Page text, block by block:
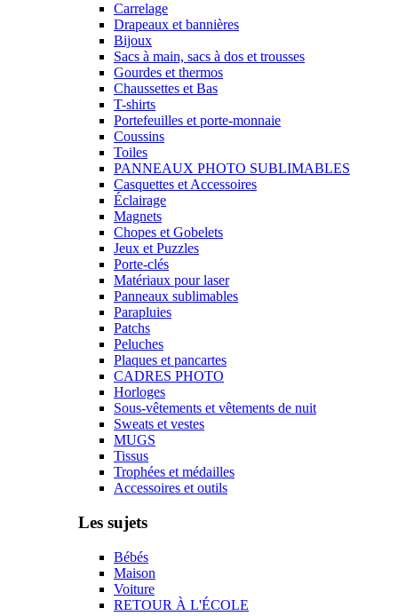
Carrelage
Drapeaux et bannières
Bijoux
Sacs à main, sacs à dos et trousses
Gourdes et thermos
Chaussettes et Bas
T-shirts
Portefeuilles et porte-monnaie
Coussins
Toiles
PANNEAUX PHOTO SUBLIMABLES
Casquettes et Accessoires
Éclairage
Magnets
Chopes et Gobelets
Jeux et Puzzles
Porte-clés
Matériaux pour laser
Panneaux sublimables
Parapluies
Patchs
Peluches
Plaques et pancartes
CADRES PHOTO
Horloges
Sous-vêtements et vêtements de nuit
Sweats et vestes
MUGS
Tissus
Trophées et médailles
Accessoires et outils
Les sujets
Bébés
Maison
Voiture
RETOUR À L'ÉCOLE